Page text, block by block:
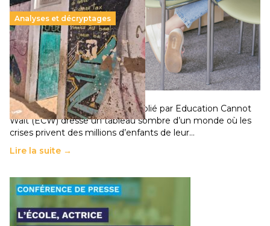
Analyses et décryptages
258 millions d’enfants victimes de la guerre, des
chocs climatiques et des déplacements de
population
11 juillet 2026- National
Un nouveau rapport mondial publié par Education Cannot
Wait (ECW) dresse un tableau sombre d’un monde où les
crises privent des millions d’enfants de leur…
Lire la suite →